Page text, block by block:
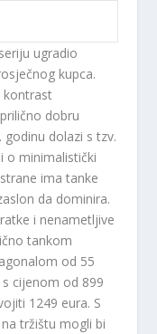
ugradio
kupca.
kontrast
dobru
godinu dolazi s tzv.
o minimalistički
ima tanke
da dominira.
i nenametljive
tankom
od 55
cijenom od 899
1249 eura. S
tržištu mogli bi